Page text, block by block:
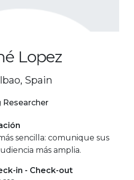
Lopez
Spain
sencilla: comunique sus
más amplia.
in - Check-out